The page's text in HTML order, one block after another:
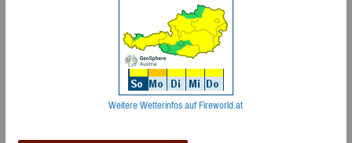
Weitere Wetterinfos auf Fireworld.at